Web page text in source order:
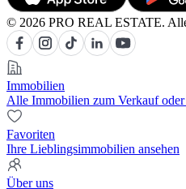
© 2026 PRO REAL ESTATE.
Immobilien
Alle Immobilien zum Verkauf oder
Favoriten
Ihre Lieblingsimmobilien ansehen
Über uns